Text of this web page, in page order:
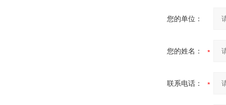
您的单位：
您的姓名：
联系电话：